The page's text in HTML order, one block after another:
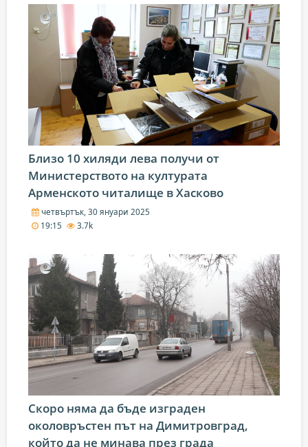
Близо 10 хиляди лева получи от
Министерството на културата
Арменското читалище в Хасково
четвъртък, 30 януари 2025
19:15
3.7k
Скоро няма да бъде изграден
околовръстен път на Димитровград,
който да не минава през града